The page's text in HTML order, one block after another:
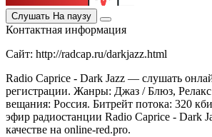
Слушать На паузу
Контактная информация
Сайт: http://radcap.ru/darkjazz.html
Radio Caprice - Dark Jazz — слушать
регистрации. Жанры: Джаз / Блюз,
вещания: Россия. Битрейт потока: 320
эфир радиостанции Radio Caprice - Dark
качестве на online-red.pro.